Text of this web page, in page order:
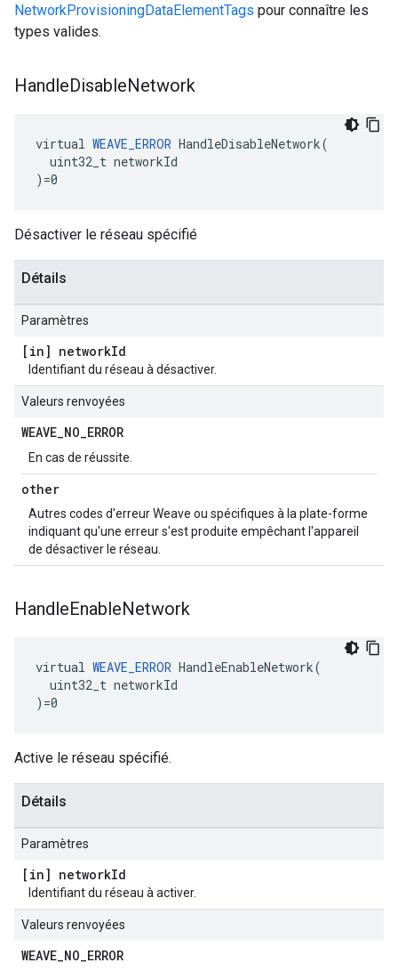
NetworkProvisioningDataElementTags pour connaître les
types valides.
HandleDisableNetwork
virtual WEAVE_ERROR HandleDisableNetwork(
  uint32_t networkId
)=0
Désactiver le réseau spécifié
Détails
Paramètres
[in] networkId
Identifiant du réseau à désactiver.
Valeurs renvoyées
WEAVE_NO_ERROR
En cas de réussite.
other
Autres codes d'erreur Weave ou spécifiques à la plate-forme
indiquant qu'une erreur s'est produite empêchant l'appareil
de désactiver le réseau.
HandleEnableNetwork
virtual WEAVE_ERROR HandleEnableNetwork(
  uint32_t networkId
)=0
Active le réseau spécifié.
Détails
Paramètres
[in] networkId
Identifiant du réseau à activer.
Valeurs renvoyées
WEAVE_NO_ERROR